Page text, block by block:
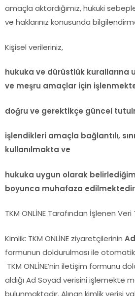
amaçla aktardığımız, hukuki
ve haklarınız konusunda
Kişisel verileriniz,
hukuka ve dürüstlük kurallarına
ve meşru amaçlar için
doğru ve gerektikçe güncel
işlendikleri amaçla bağlantılı,
kullanılmakta ve
hukuka uygun olarak
boyunca muhafaza
TKM ONLİNE Tarafından İşlenen Veri
Kimlik: TKM ONLİNE ziyaretçilerinin
formunun doldurulması ile
TKM ONLİNE’nin iletişim formunu
aldığı Ad Soyad verisini işlemekte
bulunmaktadır. Alınan kimlik verisi